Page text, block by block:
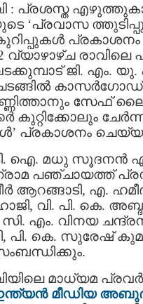
: പ്രശസ്ത
‘പ്രവാസ
പ്രകാശനം
വ്യാഴാഴ്ച രാവിലെ
ജി. എം. യു.
കാസർഗോഡ്
സേഫ്
പ്രകാശനം
ടി. ഐ. മധു സൂദനൻ
ഗ്രാമ പഞ്ചായത്ത്
ആറങ്ങാടി, എ.
വി. പി. കെ.
സി. എം. വിനയ
പി. കെ. സുരേഷ്
മാധ്യമ
മീഡിയ